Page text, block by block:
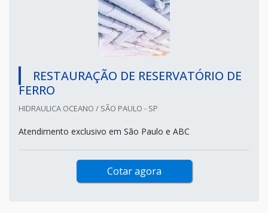
RESTAURAÇÃO DE RESERVATÓRIO DE
FERRO
HIDRAULICA OCEANO / SÃO PAULO - SP
Atendimento exclusivo em São Paulo e ABC
Cotar agora